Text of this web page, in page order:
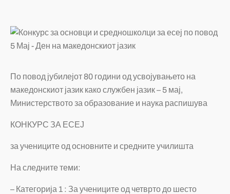
По повод јубилејот 80 години од усвојувањето на
македонскиот јазик како службен јазик – 5 мај,
Министерството за образование и наука распишува
КОНКУРС ЗА ЕСЕЈ
за учениците од основните и средните училишта
На следните теми:
– Категорија 1 : За учениците од четврто до шесто